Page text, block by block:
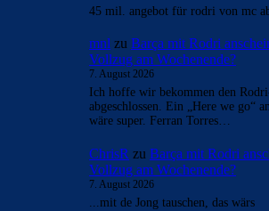
45 mil. angebot für rodri von mc
mnl zu Barça mit Rodri
Vollzug am Wochenende?
7. August 2026
Ich hoffe wir bekommen den
abgeschlossen. Ein „Here we go“
wäre super. Ferran Torres…
ChrisR zu Barça mit Rodri
Vollzug am Wochenende?
7. August 2026
...mit de Jong tauschen, das wärs